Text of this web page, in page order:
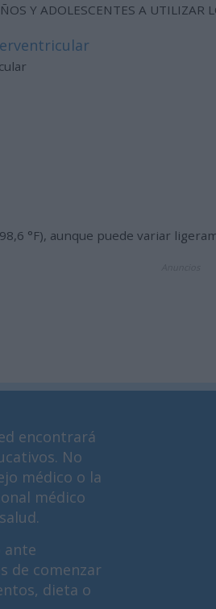
Y ADOLESCENTES A UTILIZAR
°F), aunque puede variar
encontrará
No
médico o la
médico
ante
de comenzar
dieta o